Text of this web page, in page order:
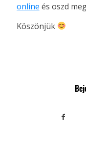
online és oszd
Köszönjük